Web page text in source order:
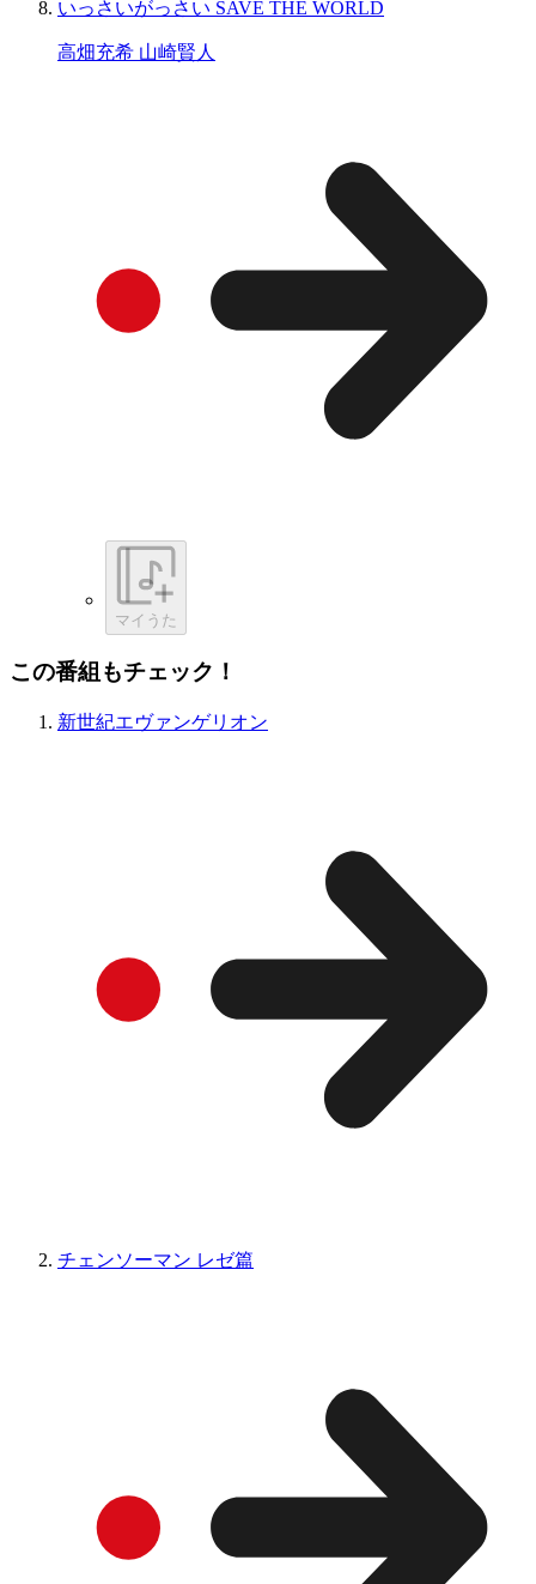
いっさいがっさい SAVE THE WORLD
高畑充希 山崎賢人
マイうた
この番組もチェック！
新世紀エヴァンゲリオン
チェンソーマン レゼ篇